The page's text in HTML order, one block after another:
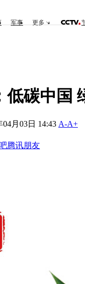
军事 更多
低碳中国
月03日 14:43 A-A+
腾讯朋友